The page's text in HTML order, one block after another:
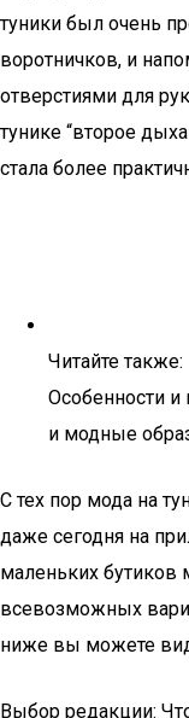
туники был очень
воротничков, и
отверстиями для
тунике “второе
стала более
Читайте также:
Особенности и
и модные
С тех пор мода на
даже сегодня на
маленьких
всевозможных
ниже вы можете
Выбор редакции: